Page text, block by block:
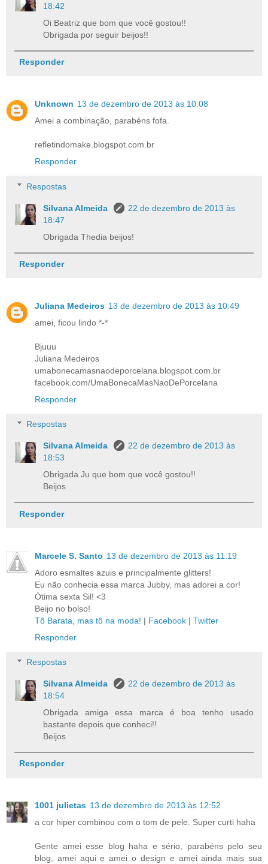
18:42
Oi Beatriz que bom que você gostou!!
Obrigada por seguir beijos!!
Responder
Unknown 13 de dezembro de 2013 às 10:08
Amei a combinação, parabéns fofa.
refletindomake.blogspot.com.br
Responder
Respostas
Silvana Almeida
22 de dezembro de 2013 às
18:47
Obrigada Thedia beijos!
Responder
Juliana Medeiros 13 de dezembro de 2013 às 10:49
amei, ficou lindo *-*
Bjuuu
Juliana Medeiros
umabonecamasnaodeporcelana.blogspot.com.br
facebook.com/UmaBonecaMasNaoDePorcelana
Responder
Respostas
Silvana Almeida
22 de dezembro de 2013 às
18:53
Obrigada Ju que bom que você gostou!!
Beijos
Responder
Marcele S. Santo 13 de dezembro de 2013 às 11:19
Adoro esmaltes azuis e principalmente glitters!
Eu não conhecia essa marca Jubby, mas adorei a cor!
Ótima sexta Sil! <3
Beijo no bolso!
Tô Barata, mas tô na moda! | Facebook | Twitter
Responder
Respostas
Silvana Almeida
22 de dezembro de 2013 às
18:54
Obrigada amiga essa marca é boa tenho usado
bastante depois que conheci!!
Beijos
Responder
1001 julietas 13 de dezembro de 2013 às 12:52
a cor hiper combinou com o tom de pele. Super curti haha
Gente amei esse blog haha e sério, parabéns pelo seu
blog, amei aqui e amei o design e amei ainda mais sua